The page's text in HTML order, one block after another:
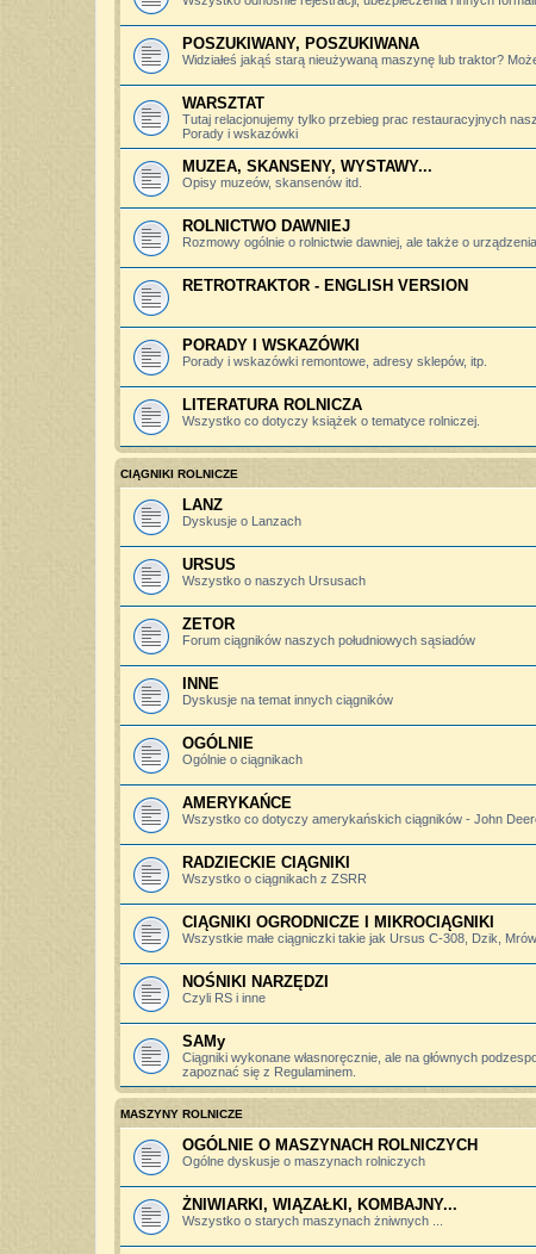
POSZUKIWANY, POSZUKIWANA
Widziałeś jakąś starą nieużywaną maszynę lub traktor?
WARSZTAT
Tutaj relacjonujemy tylko przebieg prac restauracyjnych
Porady i wskazówki
MUZEA, SKANSENY, WYSTAWY...
Opisy muzeów, skansenów itd.
ROLNICTWO DAWNIEJ
Rozmowy ogólnie o rolnictwie dawniej, ale także o
RETROTRAKTOR - ENGLISH VERSION
PORADY I WSKAZÓWKI
Porady i wskazówki remontowe, adresy sklepów, itp.
LITERATURA ROLNICZA
Wszystko co dotyczy książek o tematyce rolniczej.
CIĄGNIKI ROLNICZE
LANZ
Dyskusje o Lanzach
URSUS
Wszystko o naszych Ursusach
ZETOR
Forum ciągników naszych południowych sąsiadów
INNE
Dyskusje na temat innych ciągników
OGÓLNIE
Ogólnie o ciągnikach
AMERYKAŃCE
Wszystko co dotyczy amerykańskich ciągników - John
RADZIECKIE CIĄGNIKI
Wszystko o ciągnikach z ZSRR
CIĄGNIKI OGRODNICZE I MIKROCIĄGNIKI
Wszystkie małe ciągniczki takie jak Ursus C-308, Dzik,
NOŚNIKI NARZĘDZI
Czyli RS i inne
SAMy
Ciągniki wykonane własnoręcznie, ale na głównych
zapoznać się z Regulaminem.
MASZYNY ROLNICZE
OGÓLNIE O MASZYNACH ROLNICZYCH
Ogólne dyskusje o maszynach rolniczych
ŻNIWIARKI, WIĄZAŁKI, KOMBAJNY...
Wszystko o starych maszynach żniwnych ...